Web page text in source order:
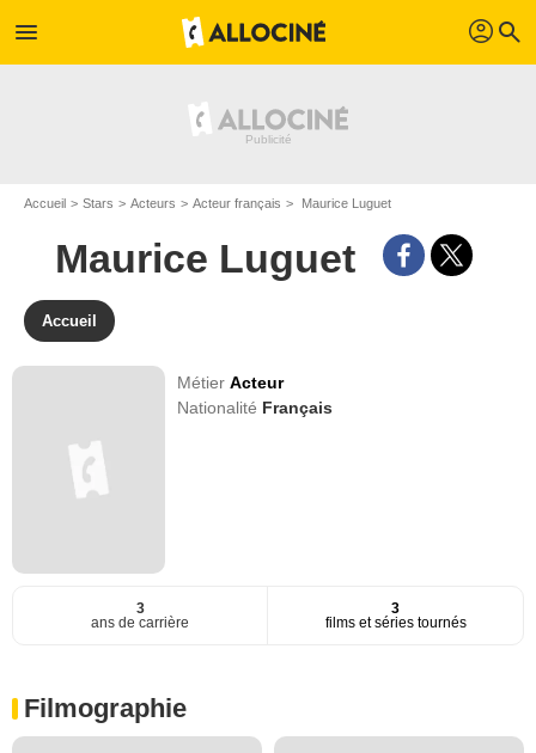
menu profil search
Accueil Stars Acteurs Acteur français Maurice Luguet
Maurice Luguet
Accueil
MétierActeur
Nationalité Français
3
ans de carrière
3
films et séries tournés
Filmographie